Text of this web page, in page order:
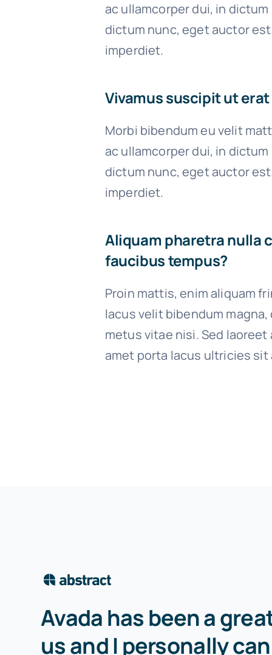
ac ullamcorper dui, in
dictum nunc, eget auctor
imperdiet.
Vivamus suscipit ut
Morbi bibendum eu velit
ac ullamcorper dui, in
dictum nunc, eget auctor
imperdiet.
Aliquam pharetra nulla
faucibus tempus?
Proin mattis, enim aliquam
lacus velit bibendum
metus vitae nisi. Sed
amet porta lacus ultricies sit
Avada has been a
us and I personally